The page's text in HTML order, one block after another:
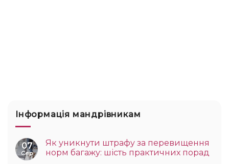
Інформація мандрівникам
07
Сер
Як уникнути штрафу за перевищення
норм багажу: шість практичних порад